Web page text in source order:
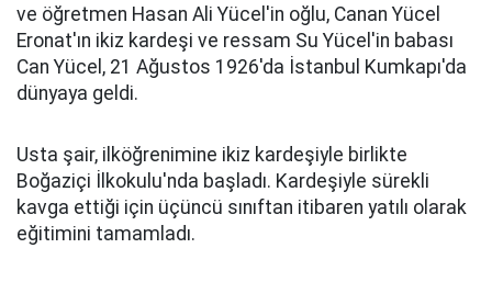
ve öğretmen Hasan Ali Yücel'in oğlu, Canan Yücel
Eronat'ın ikiz kardeşi ve ressam Su Yücel'in babası
Can Yücel, 21 Ağustos 1926'da İstanbul Kumkapı'da
dünyaya geldi.
Usta şair, ilköğrenimine ikiz kardeşiyle birlikte
Boğaziçi İlkokulu'nda başladı. Kardeşiyle sürekli
kavga ettiği için üçüncü sınıftan itibaren yatılı olarak
eğitimini tamamladı.